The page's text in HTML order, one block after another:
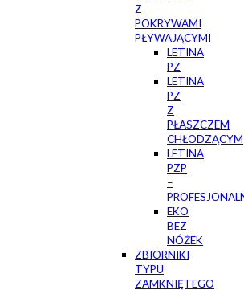
Z
POKRYWAMI
PŁYWAJĄCYMI
LETINA
PZ
LETINA
PZ
Z
PŁASZCZEM
CHŁODZĄCYM
LETINA
PZP
–
EKO
BEZ
NÓŻEK
ZBIORNIKI
TYPU
ZAMKNIĘTEGO